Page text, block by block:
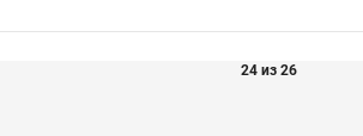
24 из 26